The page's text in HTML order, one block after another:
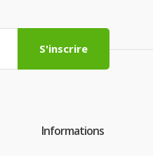
S'inscrire
Informations